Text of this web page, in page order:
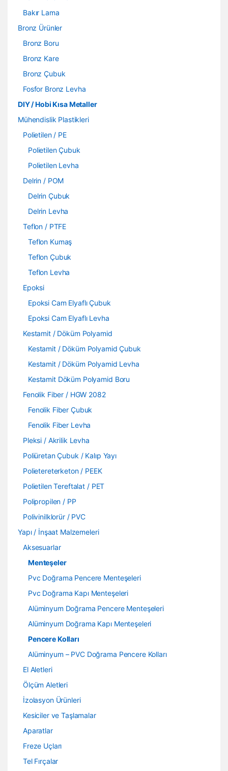
Bakır Lama
Bronz Ürünler
Bronz Boru
Bronz Kare
Bronz Çubuk
Fosfor Bronz Levha
DIY / Hobi Kısa Metaller
Mühendislik Plastikleri
Polietilen / PE
Polietilen Çubuk
Polietilen Levha
Delrin / POM
Delrin Çubuk
Delrin Levha
Teflon / PTFE
Teflon Kumaş
Teflon Çubuk
Teflon Levha
Epoksi
Epoksi Cam Elyaflı Çubuk
Epoksi Cam Elyaflı Levha
Kestamit / Döküm Polyamid
Kestamit / Döküm Polyamid Çubuk
Kestamit / Döküm Polyamid Levha
Kestamit Döküm Polyamid Boru
Fenolik Fiber / HGW 2082
Fenolik Fiber Çubuk
Fenolik Fiber Levha
Pleksi / Akrilik Levha
Poliüretan Çubuk / Kalıp Yayı
Polietereterketon / PEEK
Polietilen Tereftalat / PET
Polipropilen / PP
Polivinilklorür / PVC
Yapı / İnşaat Malzemeleri
Aksesuarlar
Menteşeler
Pvc Doğrama Pencere Menteşeleri
Pvc Doğrama Kapı Menteşeleri
Alüminyum Doğrama Pencere Menteşeleri
Alüminyum Doğrama Kapı Menteşeleri
Pencere Kolları
Alüminyum – PVC Doğrama Pencere Kolları
El Aletleri
Ölçüm Aletleri
İzolasyon Ürünleri
Kesiciler ve Taşlamalar
Aparatlar
Freze Uçları
Tel Fırçalar